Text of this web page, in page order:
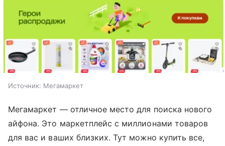
Источник: Мегамаркет
Мегамаркет — отличное место для поиска нового
айфона. Это маркетплейс с миллионами товаров
для вас и ваших близких. Тут можно купить все,